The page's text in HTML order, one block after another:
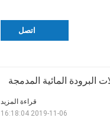
اتصل
البرودة المائية المدمجة
قراءة المزيد
2019-11-06 16:18:04